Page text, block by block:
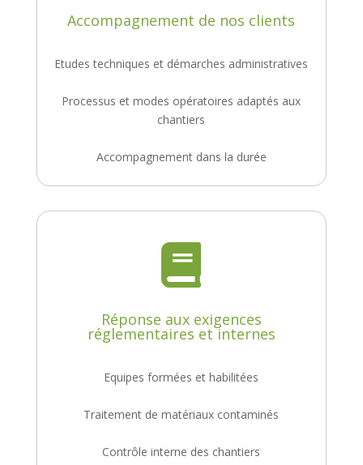
Accompagnement de nos clients
Etudes techniques et démarches administratives
Processus et modes opératoires adaptés aux
chantiers
Accompagnement dans la durée

Réponse aux exigences
réglementaires et internes
Equipes formées et habilitées
Traitement de matériaux contaminés
Contrôle interne des chantiers